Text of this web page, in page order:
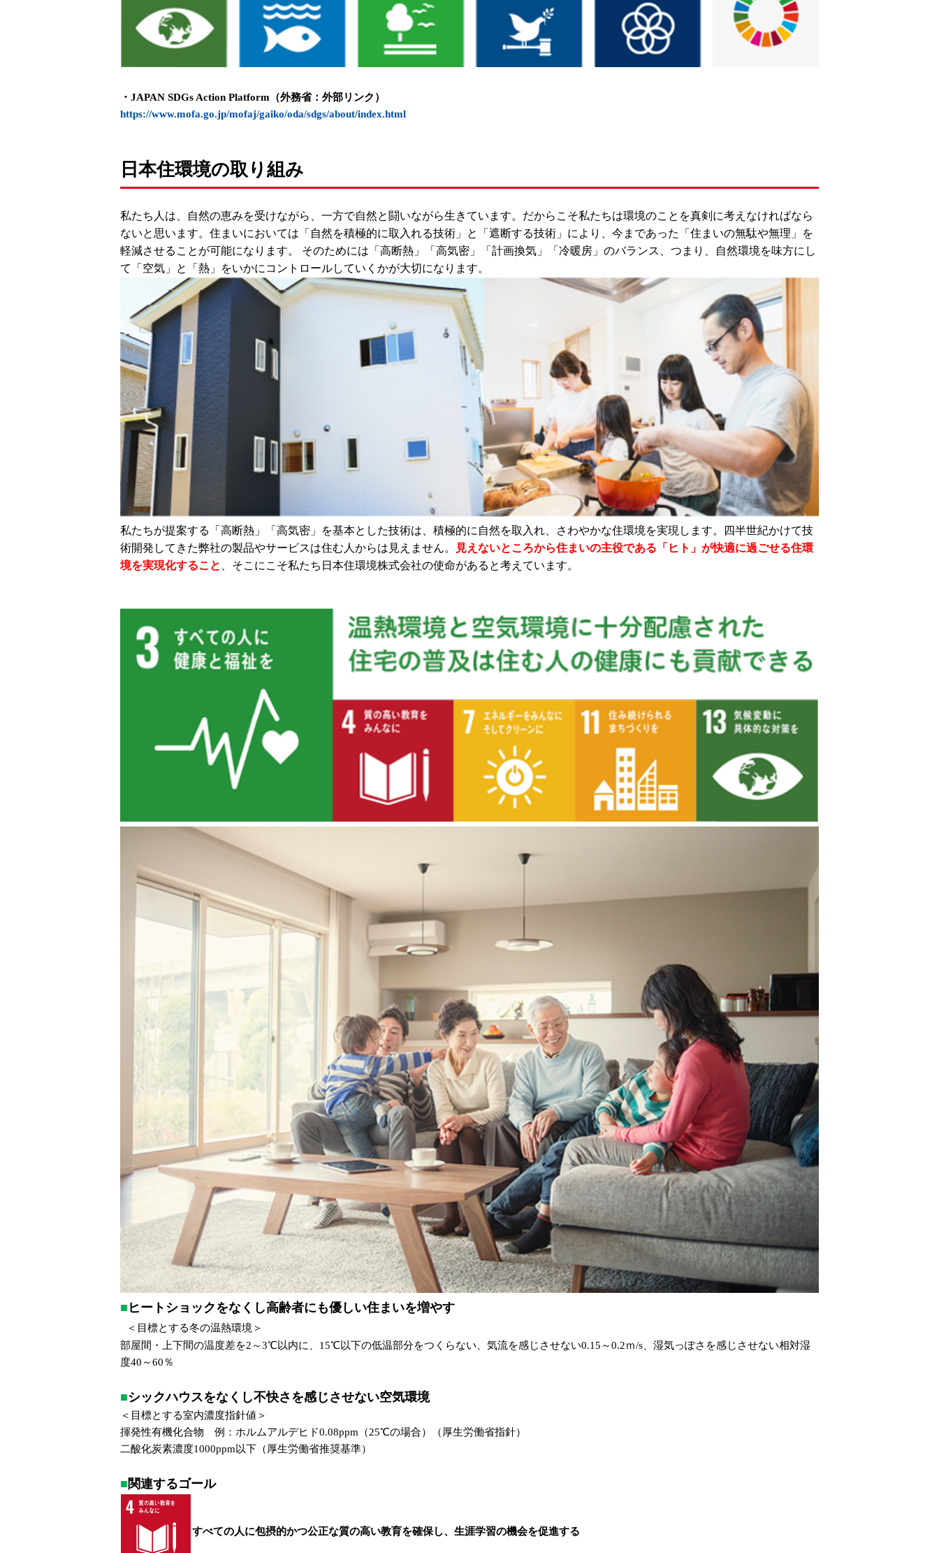
・JAPAN SDGs Action Platform（外務省：外部リンク）
https://www.mofa.go.jp/mofaj/gaiko/oda/sdgs/about/index.html
日本住環境の取り組み
私たち人は、自然の恵みを受けながら、一方で自然と闘いながら生きています。だからこそ私たちは環境のことを真剣に考えなければなら
ないと思います。住まいにおいては「自然を積極的に取入れる技術」と「遮断する技術」により、今まであった「住まいの無駄や無理」を
軽減させることが可能になります。 そのためには「高断熱」「高気密」「計画換気」「冷暖房」のバランス、つまり、自然環境を味方にし
て「空気」と「熱」をいかにコントロールしていくかが大切になります。
私たちが提案する「高断熱」「高気密」を基本とした技術は、積極的に自然を取入れ、さわやかな住環境を実現します。四半世紀かけて技
術開発してきた弊社の製品やサービスは住む人からは見えません。
見えないところから住まいの主役である「ヒト」が快適に過ごせる住環
境を実現化すること
、そこにこそ私たち日本住環境株式会社の使命があると考えています。
■ ヒートショックをなくし高齢者にも優しい住まいを増やす
＜目標とする冬の温熱環境＞
部屋間・上下間の温度差を2～3℃以内に、15℃以下の低温部分をつくらない、気流を感じさせない0.15～0.2ｍ/s、湿気っぽさを感じさせない相対湿
度40～60％
■シックハウスをなくし不快さを感じさせない空気環境
＜目標とする室内濃度指針値＞
揮発性有機化合物 例：ホルムアルデヒド0.08ppm（25℃の場合）（厚生労働省指針）
二酸化炭素濃度1000ppm以下（厚生労働省推奨基準）
■関連するゴール
すべての人に包摂的かつ公正な質の高い教育を確保し、生涯学習の機会を促進する